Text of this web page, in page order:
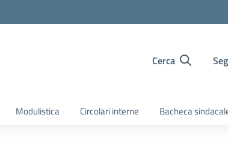
Cerca
Modulistica Circolari interne Bacheca